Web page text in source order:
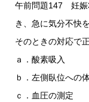
午前問題147 妊娠
き、急に気分不快
そのときの対応で
ａ．酸素吸入
ｂ．左側臥位への
ｃ．血圧の測定